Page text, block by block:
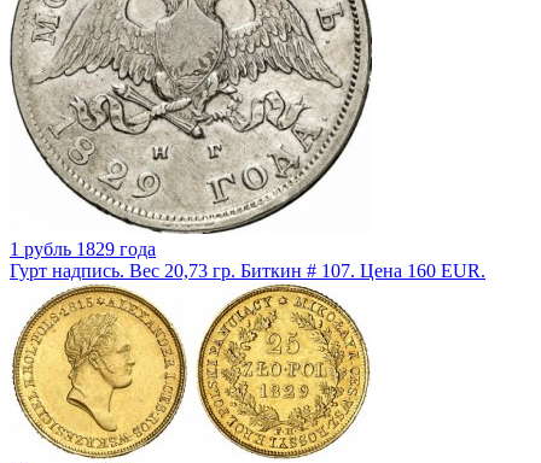
1 рубль 1829 года
Гурт надпись. Вес 20,73 гр. Биткин # 107. Цена 160 EUR.